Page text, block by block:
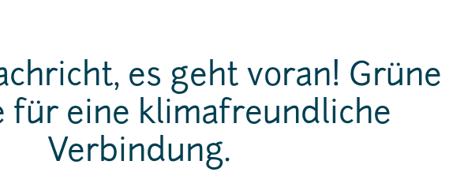
es geht voran! Grüne
für eine klimafreundliche
Verbindung.